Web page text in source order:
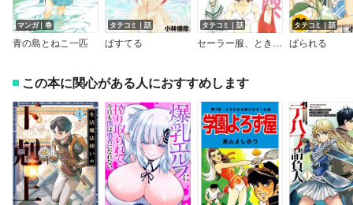
マンガ｜巻
青の島とねこ一匹
タテコミ｜話
ぱすてる
タテコミ｜話
セーラー服、ときどきエプロン
タテコミ｜話
ぱられる
この本に関心がある人におすすめします